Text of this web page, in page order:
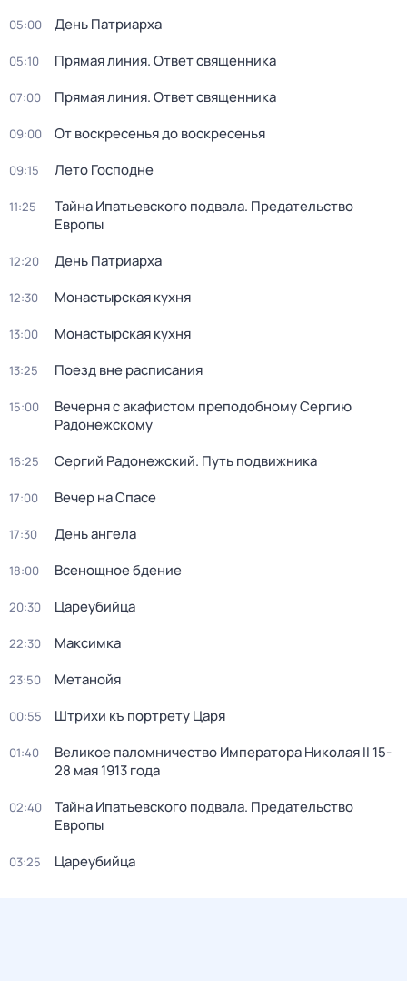
05:00 Дeнь Патриаpха
05:10 Прямая линия. Ответ священника
07:00 Прямая линия. Ответ священника
09:00 От воскресенья до воскресенья
09:15 Лето Господне
11:25
Тайна Ипатьевского подвала. Предательство
Европы
12:20 Дeнь Патриаpха
12:30 Монастырская кухня
13:00 Монастырская кухня
13:25 Поезд вне расписания
15:00
Вечерня с акафистом преподобному Сергию
Радонежскому
16:25 Сергий Радонежский. Путь подвижника
17:00 Вечер на Спасе
17:30 День ангела
18:00 Всенощное бдение
20:30 Цареубийца
22:30 Максимка
23:50 Метанойя
00:55 Штрихи къ портрету Царя
01:40
Великое паломничество Императора Николая II 15-
28 мая 1913 года
02:40
Тайна Ипатьевского подвала. Предательство
Европы
03:25 Цареубийца